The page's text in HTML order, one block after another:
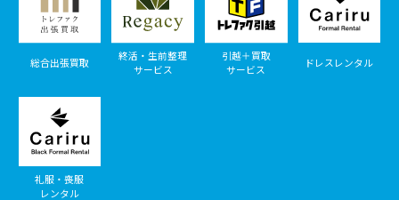
総合出張買取
終活・生前整理
サービス
引越＋買取
サービス
ドレスレンタル
礼服・喪服
レンタル